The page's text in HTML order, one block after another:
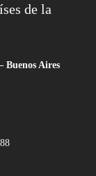
de la
Aires